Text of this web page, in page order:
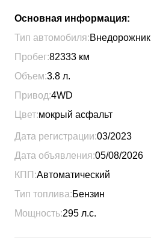
Основная информация:
Тип автомобиля:Внедорожник
Пробег:82333 км
Объем:3.8 л.
Привод:4WD
Цвет:мокрый асфальт
Дата регистрации:03/2023
Дата объявления:05/08/2026
КПП:Автоматический
Тип топлива:Бензин
Мощность:295 л.с.